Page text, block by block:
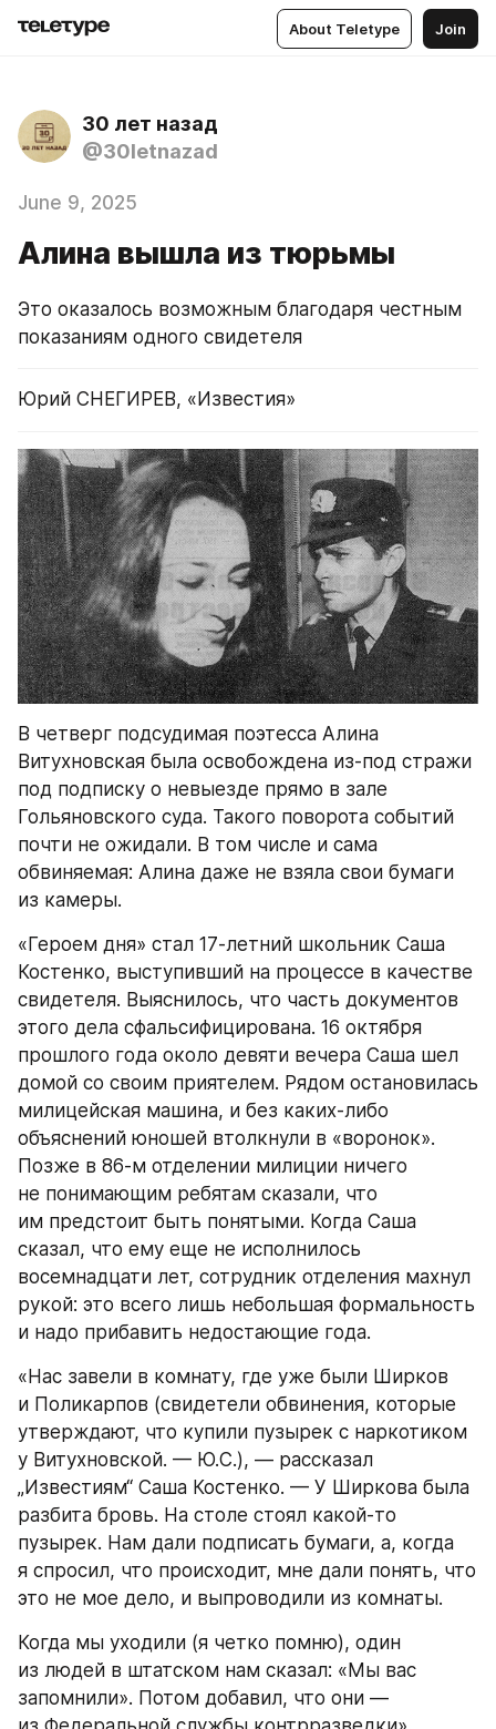
About Teletype Join
30 лет назад
@30letnazad
June 9, 2025
Алина вышла из тюрьмы
Это оказалось возможным благодаря честным
показаниям одного свидетеля
Юрий СНЕГИРЕВ, «Известия»
В четверг подсудимая поэтесса Алина
Витухновская была освобождена из-под стражи
под подписку о невыезде прямо в зале
Гольяновского суда. Такого поворота событий
почти не ожидали. В том числе и сама
обвиняемая: Алина даже не взяла свои бумаги
из камеры.
«Героем дня» стал 17-летний школьник Саша
Костенко, выступивший на процессе в качестве
свидетеля. Выяснилось, что часть документов
этого дела сфальсифицирована. 16 октября
прошлого года около девяти вечера Саша шел
домой со своим приятелем. Рядом остановилась
милицейская машина, и без каких-либо
объяснений юношей втолкнули в «воронок».
Позже в 86-м отделении милиции ничего
не понимающим ребятам сказали, что
им предстоит быть понятыми. Когда Саша
сказал, что ему еще не исполнилось
восемнадцати лет, сотрудник отделения махнул
рукой: это всего лишь небольшая формальность
и надо прибавить недостающие года.
«Нас завели в комнату, где уже были Ширков
и Поликарпов (свидетели обвинения, которые
утверждают, что купили пузырек с наркотиком
у Витухновской. — Ю.С.), — рассказал
„Известиям“ Саша Костенко. — У Ширкова была
разбита бровь. На столе стоял какой-то
пузырек. Нам дали подписать бумаги, а, когда
я спросил, что происходит, мне дали понять, что
это не мое дело, и выпроводили из комнаты.
Когда мы уходили (я четко помню), один
из людей в штатском нам сказал: «Мы вас
запомнили». Потом добавил, что они —